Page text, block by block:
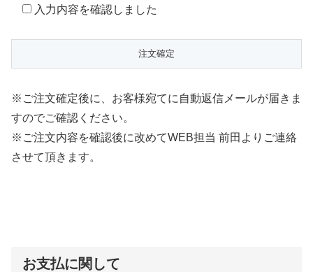
入力内容を確認しました
※ご注文確定後に、お客様宛てに自動返信メールが届きま
すのでご確認ください。
※ご注文内容を確認後に改めてWEB担当 前田よりご連絡
させて頂きます。
お支払に関して